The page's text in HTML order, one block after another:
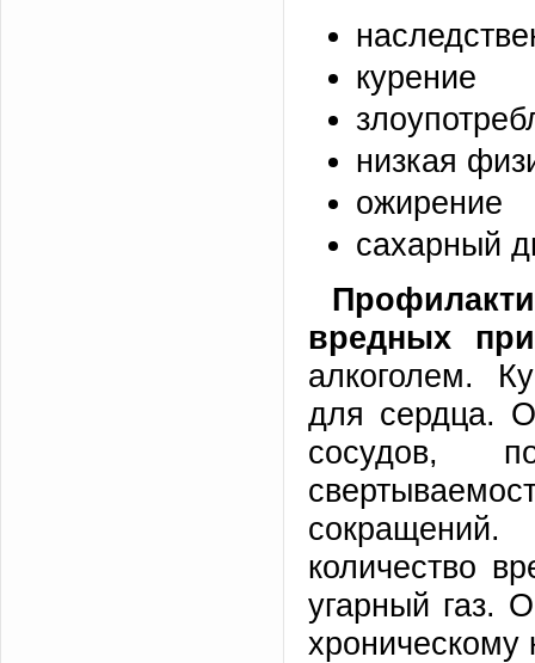
курение
низкая
ожирение
сахарный
вредных
алкоголем.
для сердца.
сосудов,
количество
угарный газ.
хроническому